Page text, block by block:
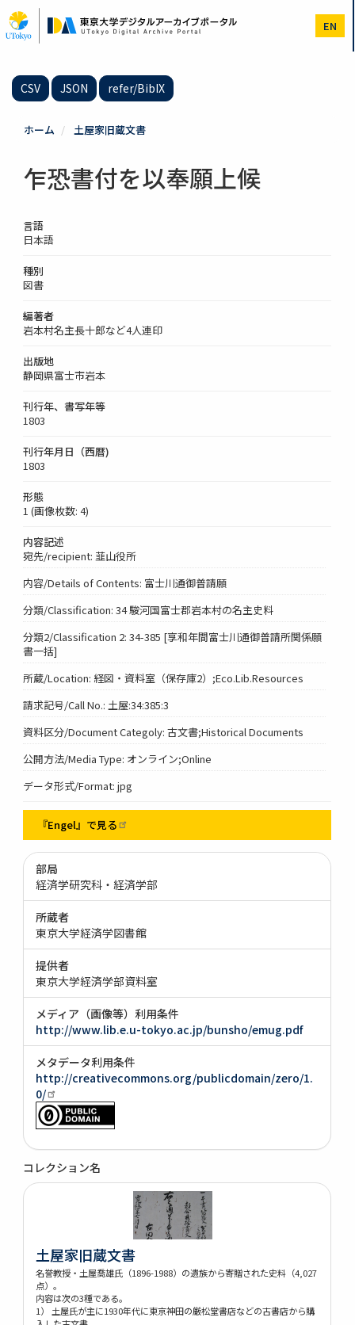
イ
ン
EN
CSV JSON refer/BibIX
ホーム 土屋家旧蔵文書
乍恐書付を以奉願上候
言語
日本語
種別
図書
編著者
岩本村名主長十郎など4人連印
出版地
静岡県富士市岩本
刊行年、書写年等
1803
刊行年月日（西暦)
1803
形態
1 (画像枚数: 4)
内容記述
宛先/recipient: 韮山役所
内容/Details of Contents: 富士川通御普請願
分類/Classification: 34 駿河国富士郡岩本村の名主史料
分類2/Classification 2: 34-385 [享和年間富士川通御普請所関係願
書一括]
所蔵/Location: 経図・資料室（保存庫2）;Eco.Lib.Resources
請求記号/Call No.: 土屋:34:385:3
資料区分/Document Categoly: 古文書;Historical Documents
公開方法/Media Type: オンライン;Online
データ形式/Format: jpg
『Engel』で見る
部局
経済学研究科・経済学部
所蔵者
東京大学経済学図書館
提供者
東京大学経済学部資料室
メディア（画像等）利用条件
http://www.lib.e.u-tokyo.ac.jp/bunsho/emug.pdf
メタデータ利用条件
http://creativecommons.org/publicdomain/zero/1.
0/
コレクション名
土屋家旧蔵文書
名誉教授・土屋喬雄氏（1896-1988）の遺族から寄贈された史料（4,027
点）。
内容は次の3種である。
1） 土屋氏が主に1930年代に東京神田の厳松堂書店などの古書店から購